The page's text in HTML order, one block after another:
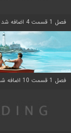
فصل 1 قسمت 4 اضافه شد
فصل 1 قسمت 10 اضافه شد